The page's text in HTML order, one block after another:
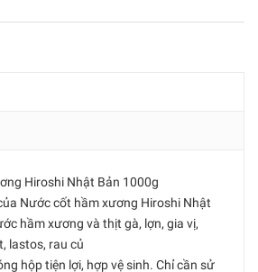
Hiroshi Nhật Bản 1000g
Nước cốt hầm xương Hiroshi Nhật
hầm xương và thịt gà, lợn, gia vị,
lastos, rau củ
hộp tiện lợi, hợp vệ sinh. Chỉ cần sử